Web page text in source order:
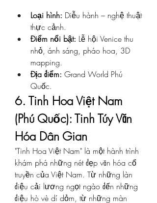
Loại hình: Diễu hành – nghệ thuật
thực cảnh.
Điểm nổi bật: Lễ hội Venice thu
nhỏ, ánh sáng, pháo hoa, 3D
mapping.
Địa điểm: Grand World Phú
Quốc.
6. Tinh Hoa Việt Nam
(Phú Quốc): Tinh Túy Văn
Hóa Dân Gian
"Tinh Hoa Việt Nam" là một hành trình
khám phá những nét đẹp văn hóa cổ
truyền của Việt Nam. Từ những làn
điệu cải lương ngọt ngào đến những
điệu hò vè dí dỏm, từ những màn